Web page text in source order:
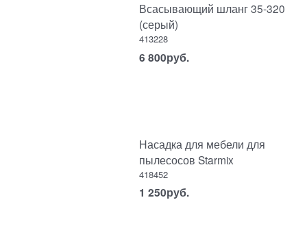
Всасывающий шланг 35-320
(серый)
413228
6 800руб.
Насадка для мебели для
пылесосов Starmix
418452
1 250руб.